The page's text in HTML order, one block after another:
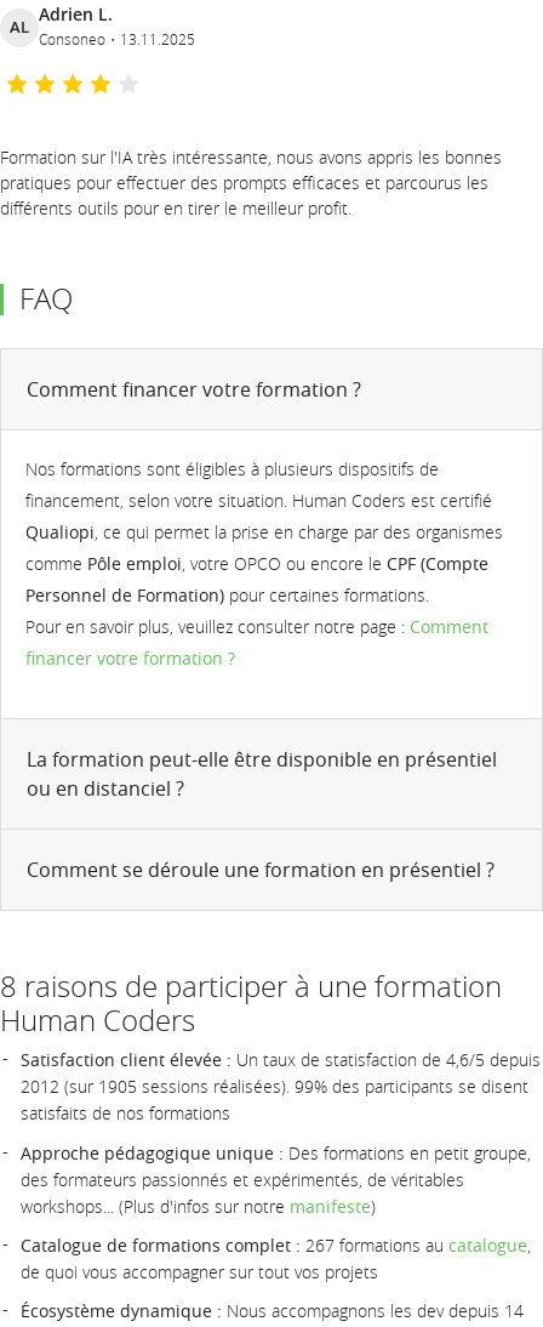
AL
Adrien L.
Consoneo 13.11.2025
Formation sur l'IA très intéressante, nous avons appris les bonnes
pratiques pour effectuer des prompts efficaces et parcourus les
différents outils pour en tirer le meilleur profit.
FAQ
Comment financer votre formation ?
Nos formations sont éligibles à plusieurs dispositifs de
financement, selon votre situation. Human Coders est certifié
Qualiopi, ce qui permet la prise en charge par des organismes
comme Pôle emploi, votre OPCO ou encore le CPF (Compte
Personnel de Formation) pour certaines formations.
Pour en savoir plus, veuillez consulter notre page : Comment
financer votre formation ?
La formation peut-elle être disponible en présentiel
ou en distanciel ?
Comment se déroule une formation en présentiel ?
8 raisons de participer à une formation
Human Coders
Satisfaction client élevée : Un taux de statisfaction de 4,6/5 depuis
2012 (sur 1905 sessions réalisées). 99% des participants se disent
satisfaits de nos formations
Approche pédagogique unique : Des formations en petit groupe,
des formateurs passionnés et expérimentés, de véritables
workshops... (Plus d'infos sur notre manifeste)
Catalogue de formations complet : 267 formations au catalogue,
de quoi vous accompagner sur tout vos projets
Écosystème dynamique : Nous accompagnons les dev depuis 14